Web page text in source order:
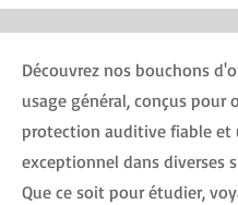
Découvrez nos bouchons
usage général, conçus pour
protection auditive fiable et
exceptionnel dans diverses
Que ce soit pour étudier,